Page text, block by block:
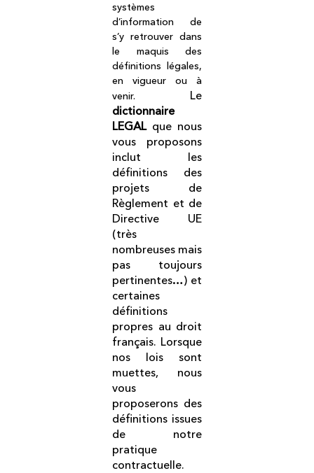
systèmes
d’information de
s’y retrouver dans
le maquis des
définitions légales,
en vigueur ou à
venir. Le
dictionnaire
LEGAL que nous
vous proposons
inclut les
définitions des
projets de
Règlement et de
Directive UE
(très
nombreuses mais
pas toujours
pertinentes…) et
certaines
définitions
propres au droit
français. Lorsque
nos lois sont
muettes, nous
vous
proposerons des
définitions issues
de notre
pratique
contractuelle.